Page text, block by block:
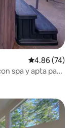
Calificación
4.86 (74)
spa y apta para